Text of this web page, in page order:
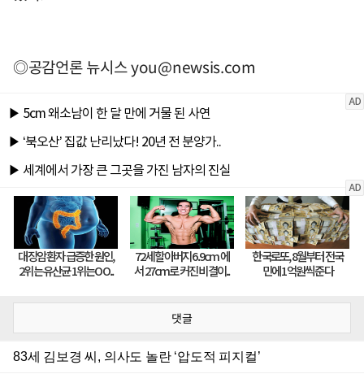
◎공감언론 뉴시스you@newsis.com
댓글